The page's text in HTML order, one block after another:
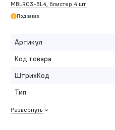
MBLR03-BL4, блистер 4 шт.
Под заказ
Артикул
Код товара
ШтрихКод
Тип
Развернуть